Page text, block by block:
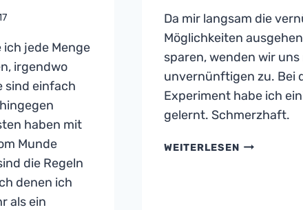
ich jede Menge
irgendwo
sind einfach
haben mit
Munde
die Regeln
denen ich
als ein
Da mir langsam die
Möglichkeiten
sparen, wenden wir
unvernünftigen zu. Bei
Experiment habe ich
gelernt. Schmerzhaft.
WEITERLESENSTROM